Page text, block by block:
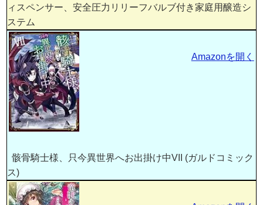
ィスペンサー、安全圧力リリーフバルブ付き家庭用醸造シ
ステム
骸骨騎士様、只今異世界へお出掛け中VII (ガルドコミック
ス)
Amazonを開く